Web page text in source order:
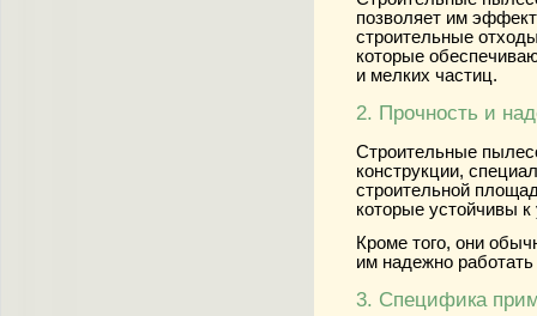
позволяет им
строительные
которые
и мелких частиц.
2. Прочность и
Строительные
конструкции,
строительной
которые устойчивы
Кроме того, они
им надежно
3. Специфика